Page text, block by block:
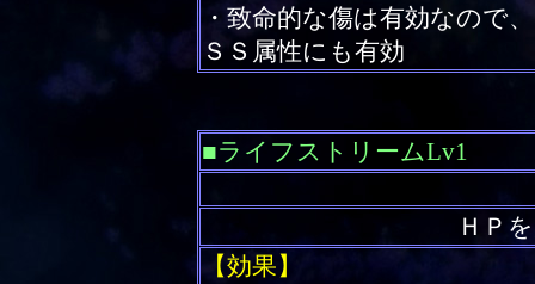
・致命的な傷は有効なので
ＳＳ属性にも有効
■ライフストリームLv1
ＨＰ
【効果】